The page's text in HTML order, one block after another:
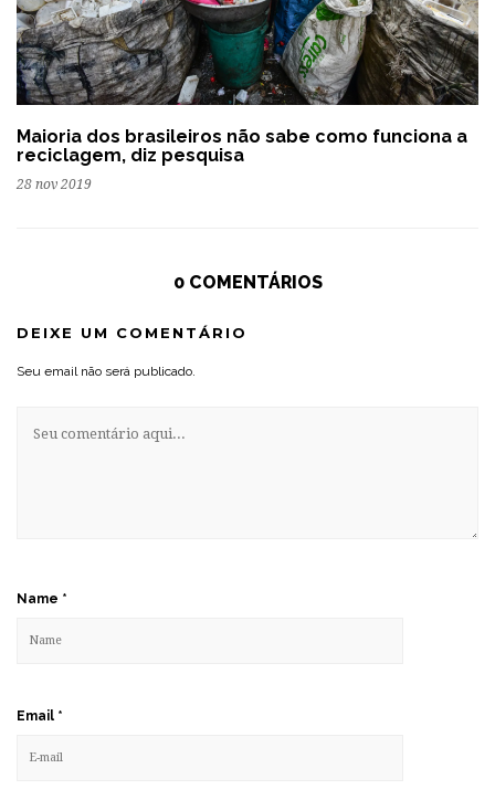
Maioria dos brasileiros não sabe como funciona a
reciclagem, diz pesquisa
28 nov 2019
0 COMENTÁRIOS
DEIXE UM COMENTÁRIO
Seu email não será publicado.
Name *
Email *